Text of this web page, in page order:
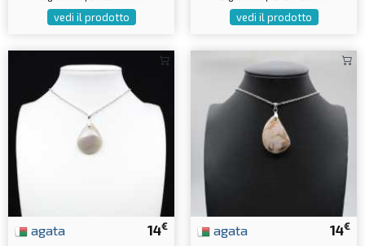
vedi il prodotto vedi il prodotto
14€
agata 14€
agata